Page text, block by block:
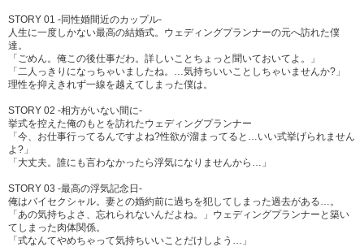
STORY 01 -同性婚間近のカップル-
人生に一度しかない最高の結婚式。ウェディングプランナーの元へ訪れた僕
達。
「ごめん。俺この後仕事だわ。詳しいことちょっと聞いておいてよ。」
「二人っきりになっちゃいましたね。…気持ちいいことしちゃいませんか?」
理性を抑えきれず一線を越えてしまった僕は。
STORY 02 -相方がいない間に-
挙式を控えた俺のもとを訪れたウェディングプランナー
「今、お仕事行ってるんですよね?性欲が溜まってると…いい式挙げられません
よ?」
「大丈夫。誰にも言わなかったら浮気になりませんから…」
STORY 03 -最高の浮気記念日-
俺はバイセクシャル。妻との婚約前に過ちを犯してしまった過去がある…。
「あの気持ちよさ、忘れられないんだよね。」ウェディングプランナーと築い
てしまった肉体関係。
「式なんてやめちゃって気持ちいいことだけしよう…」